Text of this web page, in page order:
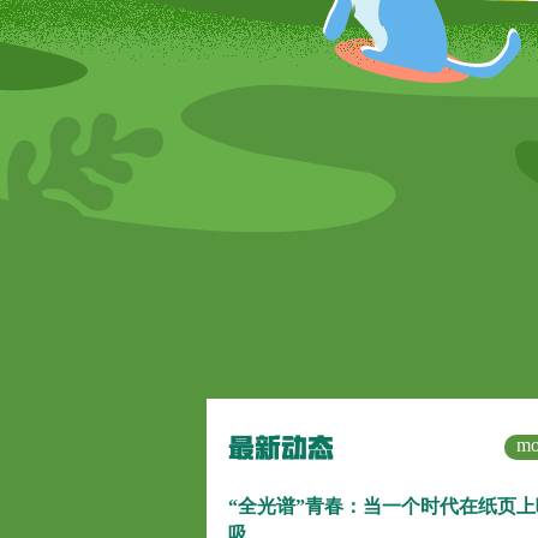
“全光谱”青春：当一个时代在纸页
吸